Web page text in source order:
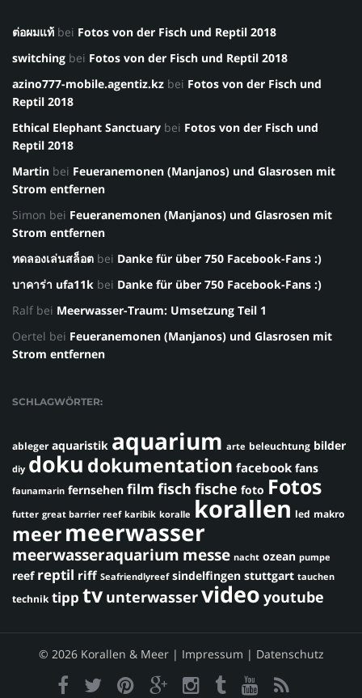
ต่อผมแท้ bei Fotos von der Fisch und Reptil 2018
switching bei Fotos von der Fisch und Reptil 2018
azino777-mobile.agentiz.kz bei Fotos von der Fisch und
Reptil 2018
Ethical Elephant Sanctuary bei Fotos von der Fisch und
Reptil 2018
Martin bei Feueranemonen (Manjanos) und Glasrosen mit
Strom entfernen
Simon bei Feueranemonen (Manjanos) und Glasrosen mit
Strom entfernen
ทดลองเล่นสล็อต bei Danke für über 750 Facebook-Fans :)
บาคาร่า ufa11k bei Danke für über 750 Facebook-Fans :)
Ralf bei Meerwasser-Traum: Umsetzung Teil 1
Oertel bei Feueranemonen (Manjanos) und Glasrosen mit
Strom entfernen
SCHLAGWÖRTER:
ableger aquaristik aquarium arte beleuchtung bilder
diy doku dokumentation facebook fans
faunamarin fernsehen film fisch fische foto Fotos
futter great barrier reef karibik koralle korallen led makro
meermeerwasser
meerwasseraquarium messe nacht ozean pumpe
reef reptil riff Seafriendlyreef sindelfingen stuttgart tauchen
technik tipp tv unterwasservideo youtube
© 2026 Korallen & Meer | Impressum | Datenschutz